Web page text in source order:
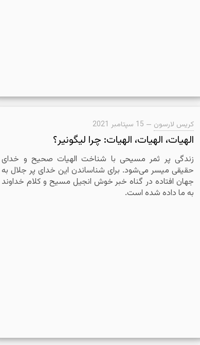
کریس لارسون — 15 سپتامبر 2021
الهیات، الهیات، الهیات: چرا لیگونیر؟
زندگی پر ثمر مسیحی با شناخت الهیات صحیح و خدای
حقیقی میسر می‌شود. برای شناساندن این خدای پر جلال به
جهان افتاده در گناه خبر خوش انجیل مسیح و کلام خداوند
به ما داده شده است.